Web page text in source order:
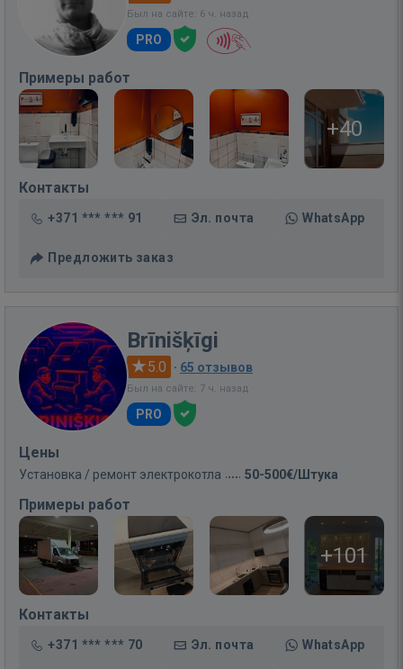
Был на сайте: 6 ч. назад
PRO
Примеры работ
+40
Контакты
+371 *** *** 91 Эл. почта WhatsApp
Предложить заказ
Brīnišķīgi
5.0 · 65 отзывов
Был на сайте: 7 ч. назад
PRO
Цены
Установка / ремонт электрокотла 50-500€/Штука
Примеры работ
+101
Контакты
+371 *** *** 70 Эл. почта WhatsApp